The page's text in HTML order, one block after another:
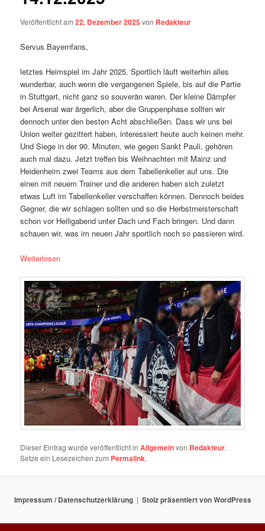
Veröffentlicht am22. Dezember 2025 von Redakteur
Servus Bayernfans,
letztes Heimspiel im Jahr 2025. Sportlich läuft weiterhin alles
wunderbar, auch wenn die vergangenen Spiele, bis auf die Partie
in Stuttgart, nicht ganz so souverän waren. Der kleine Dämpfer
bei Arsenal war ärgerlich, aber die Gruppenphase sollten wir
dennoch unter den besten Acht abschließen. Dass wir uns bei
Union weiter gezittert haben, interessiert heute auch keinen mehr.
Und Siege in der 90. Minuten, wie gegen Sankt Pauli, gehören
auch mal dazu. Jetzt treffen bis Weihnachten mit Mainz und
Heidenheim zwei Teams aus dem Tabellenkeller auf uns. Die
einen mit neuem Trainer und die anderen haben sich zuletzt
etwas Luft im Tabellenkeller verschaffen können. Dennoch beides
Gegner, die wir schlagen sollten und so die Herbstmeisterschaft
schon vor Heiligabend unter Dach und Fach bringen. Und dann
schauen wir, was im neuen Jahr sportlich noch so passieren wird.
Weiterlesen
Dieser Eintrag wurde veröffentlicht inAllgemeinvon Redakteur.
Setze ein Lesezeichen zum Permalink.
Impressum / Datenschutzerklärung Stolz präsentiert von WordPress